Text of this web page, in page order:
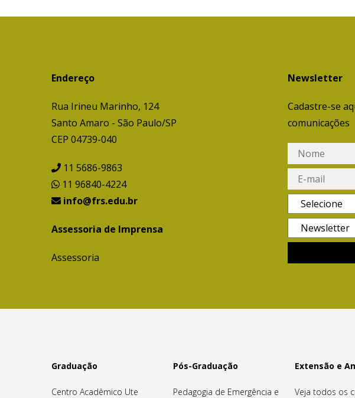
Endereço
Rua Irineu Marinho, 124
Santo Amaro - São Paulo/SP
CEP 04739-040
11 5686-9863
11 96840-4224
info@frs.edu.br
Assessoria de Imprensa
Assessoria
Newsletter
Cadastre-se
comunicações
Graduação
Centro Acadêmico Ute
Pós-Graduação
Pedagogia de Emergência e
Extensão e
Veja todos os